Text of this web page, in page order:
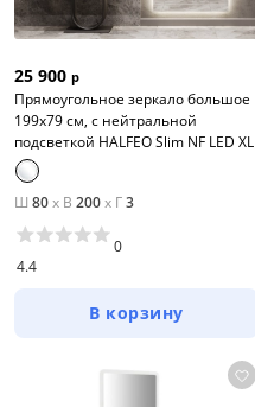
25 900 р
Прямоугольное зеркало большое
199х79 см, с нейтральной
подсветкой HALFEO Slim NF LED XL
Ш 80x В 200x Г3
4.4
0
В корзину